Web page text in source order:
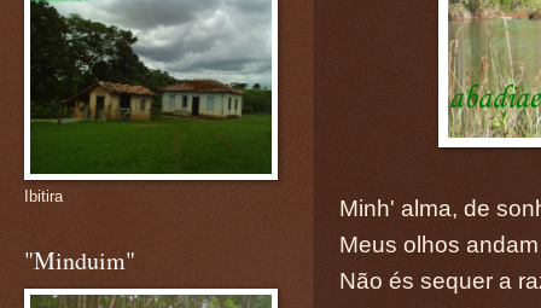
Minh' alma, de
Meus olhos
Não és sequer a
Ibitira
"Minduim"